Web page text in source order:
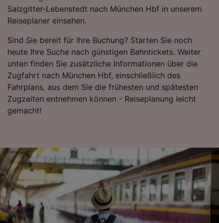
Salzgitter-Lebenstedt nach München Hbf in unserem
Reiseplaner einsehen.
Sind Sie bereit für Ihre Buchung? Starten Sie noch
heute Ihre Suche nach günstigen Bahntickets. Weiter
unten finden Sie zusätzliche Informationen über die
Zugfahrt nach München Hbf, einschließlich des
Fahrplans, aus dem Sie die frühesten und spätesten
Zugzeiten entnehmen können - Reiseplanung leicht
gemacht!
Datenschutzrichtlinie. Diese Präferenzen
werden unseren Partnern signalisiert und
haben keinen Einfluss auf Surfdaten. Ihre
Daten werden nicht für Tracking-Zwecke
verwendet, wenn Sie uns gebeten haben, Ihr
Surfverhalten nicht zu verfolgen.
Wir und unsere Partner verarbeiten Daten, um
Folgendes bereitzustellen:
Verwendung genauer Standortdaten.
Endgeräteeigenschaften zur Identifikation
von Werbeleistung und der Performance von
Inhalten, Zielgruppenforschung sowie
Entwicklung und Verbesserung von
Angeboten.
Liste der Partner (Lieferanten)